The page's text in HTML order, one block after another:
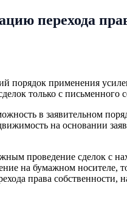
перехода
порядок применения
только с письменного
в заявительном
на основании
проведение сделок с
на бумажном носителе,
права